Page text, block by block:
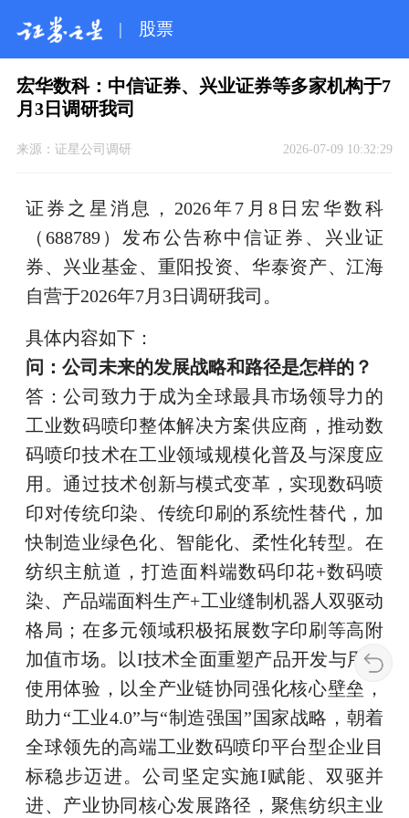
| 股票
宏华数科：中信证券、兴业证券等多家机构于7
月3日调研我司
来源： 证星公司调研 2026-07-09 10:32:29
证券之星消息，2026年7月8日宏华数科
（688789）发布公告称中信证券、兴业证
券、兴业基金、重阳投资、华泰资产、江海
自营于2026年7月3日调研我司。
具体内容如下：
问：公司未来的发展战略和路径是怎样的？
答：公司致力于成为全球最具市场领导力的
工业数码喷印整体解决方案供应商，推动数
码喷印技术在工业领域规模化普及与深度应
用。通过技术创新与模式变革，实现数码喷
印对传统印染、传统印刷的系统性替代，加
快制造业绿色化、智能化、柔性化转型。在
纺织主航道，打造面料端数码印花+数码喷
染、产品端面料生产+工业缝制机器人双驱动
格局；在多元领域积极拓展数字印刷等高附
加值市场。以I技术全面重塑产品开发与用户
使用体验，以全产业链协同强化核心壁垒，
助力“工业4.0”与“制造强国”国家战略，朝着
全球领先的高端工业数码喷印平台型企业目
标稳步迈进。公司坚定实施I赋能、双驱并
进、产业协同核心发展路径，聚焦纺织主业